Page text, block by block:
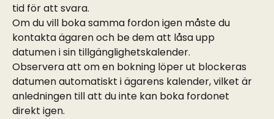
tid för att svara.
Om du vill boka samma fordon igen måste du
kontakta ägaren och be dem att låsa upp
datumen i sin tillgänglighetskalender.
Observera att om en bokning löper ut blockeras
datumen automatiskt i ägarens kalender, vilket är
anledningen till att du inte kan boka fordonet
direkt igen.